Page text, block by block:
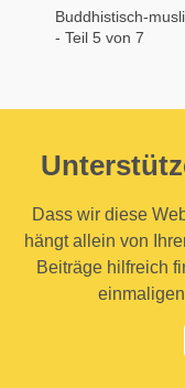
Buddhistisch-
- Teil 5 von 7
Dass wir diese
hängt allein von
Beiträge hilfreich